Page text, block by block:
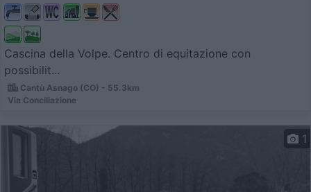
Cascina della Volpe. Centro di equitazione con
possibilit...
Cantù Asnago (CO) - 55.3km
Via Conciliazione
1